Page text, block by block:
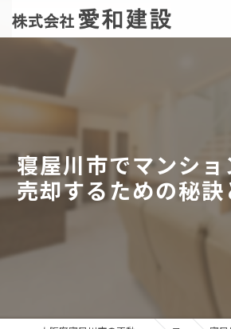
寝屋川市でマンシ
売却するための秘